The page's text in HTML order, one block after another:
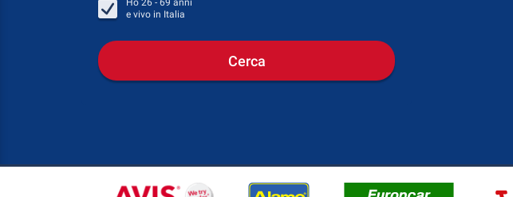
Ho 26 - 69 anni
e vivo in Italia
Cerca